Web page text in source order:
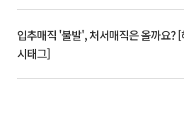
입추매직 '불발', 처서매직은 올까요? [
시태그]